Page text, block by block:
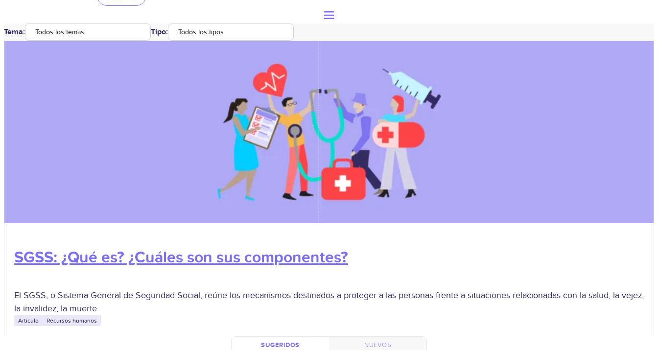
Tema: Todos los temas Tipo: Todos los tipos
SGSS: ¿Qué es? ¿Cuáles son sus componentes?
El SGSS, o Sistema General de Seguridad Social, reúne los mecanismos destinados a proteger a las personas frente a situaciones relacionadas con la salud, la vejez,
la invalidez, la muerte
Artículo Recursos humanos
SUGERIDOS NUEVOS